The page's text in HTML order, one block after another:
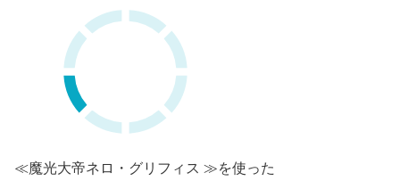
≪魔光大帝ネロ・グリフィス ≫を使った